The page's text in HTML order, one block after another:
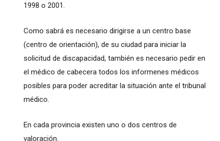
1998 o 2001.
Como sabrá es necesario dirigirse a un centro base
(centro de orientación), de su ciudad para iniciar la
solicitud de discapacidad, también es necesario pedir en
el médico de cabecera todos los informenes médicos
posibles para poder acreditar la situación ante el tribunal
médico.
En cada provincia existen uno o dos centros de
valoración.